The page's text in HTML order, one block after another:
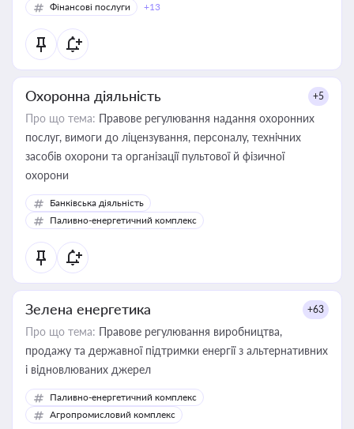
Фінансові послуги +13
Охоронна діяльність +5
Про що тема: Правове регулювання надання охоронних
послуг, вимоги до ліцензування, персоналу, технічних
засобів охорони та організації пультової й фізичної
охорони
Банківська діяльність
Паливно-енергетичний комплекс
Зелена енергетика +63
Про що тема: Правове регулювання виробництва,
продажу та державної підтримки енергії з альтернативних
і відновлюваних джерел
Паливно-енергетичний комплекс
Агропромисловий комплекс